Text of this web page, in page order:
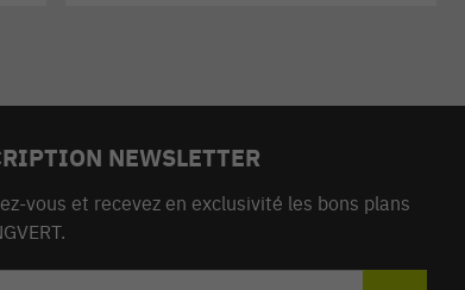
NEWSLETTER
vous et recevez en exclusivité les bons plans